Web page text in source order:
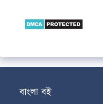
বাংলা বই